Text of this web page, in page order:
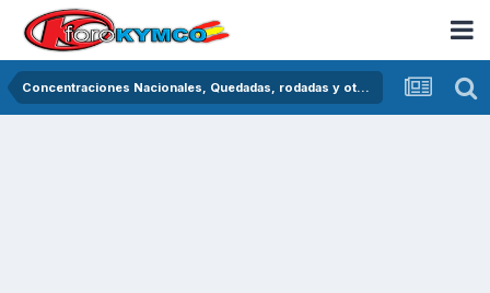
Concentraciones Nacionales, Quedadas, rodadas y otras crónicas del asfalto